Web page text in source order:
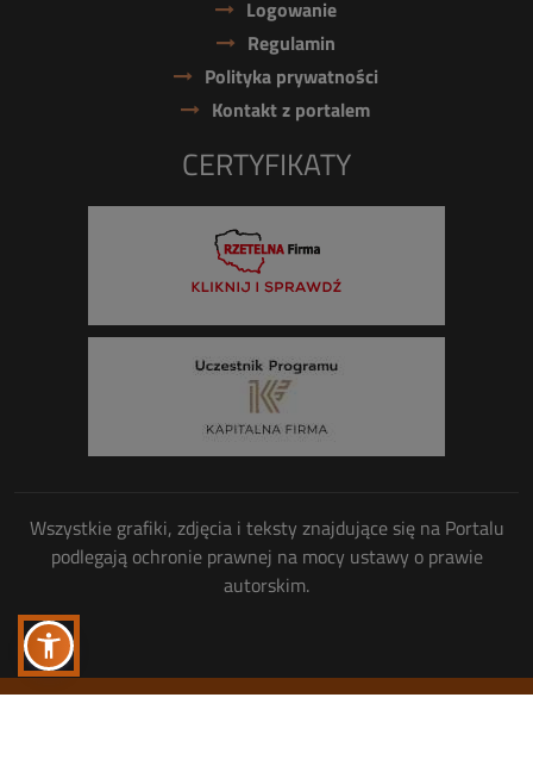
Logowanie
Regulamin
Polityka prywatności
Kontakt z portalem
CERTYFIKATY
Wszystkie grafiki, zdjęcia i teksty znajdujące się na Portalu
podlegają ochronie prawnej na mocy ustawy o prawie
autorskim.